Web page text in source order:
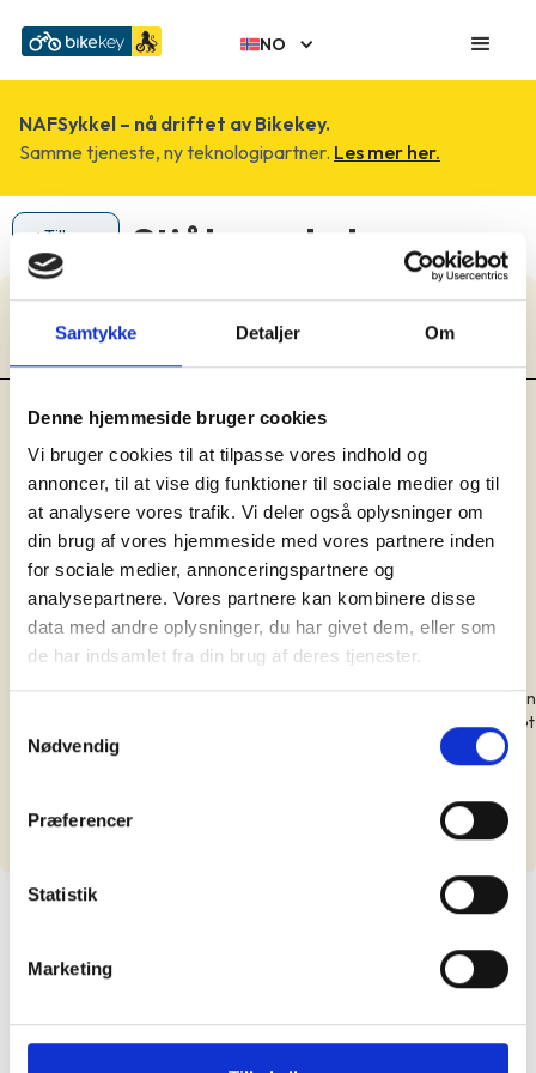
Samtykke Detaljer Om
Denne hjemmeside bruger cookies
Vi bruger cookies til at tilpasse vores indhold og
annoncer, til at vise dig funktioner til sociale medier og til
at analysere vores trafik. Vi deler også oplysninger om
din brug af vores hjemmeside med vores partnere inden
for sociale medier, annonceringspartnere og
analysepartnere. Vores partnere kan kombinere disse
data med andre oplysninger, du har givet dem, eller som
de har indsamlet fra din brug af deres tjenester.
Nødvendig
Præferencer
Statistik
Marketing
NO
NAFSykkel – nå driftet av Bikekey.
Samme tjeneste, ny teknologipartner. Les mer her.
< Tilbage
Stjålen cykel
Damecykel
March 7, 2023
Dusør:
Ikke angivet
Model:
Damecykel
Type:
Dame
Kategori:
Anden/speciel
Farve:
Grøn
Den stod i gården på adr. Bredgade 23A 1260 Kbh K, hvor jeg bor. Min
nabo har også mistet sin cykel, som stod i gården. Der har ikke været
sedler i vores postkasse og at cykler skulle fjernes. Om natten er
Del på Facebook